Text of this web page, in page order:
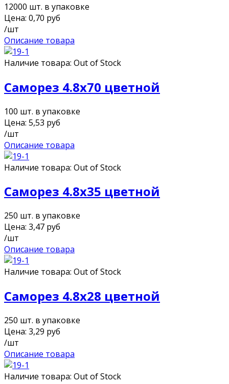
12000 шт. в упаковке
Цена: 0,70 руб
/шт
Описание товара
Наличие товара: Out of Stock
Саморез 4.8х70 цветной
100 шт. в упаковке
Цена: 5,53 руб
/шт
Описание товара
Наличие товара: Out of Stock
Саморез 4.8х35 цветной
250 шт. в упаковке
Цена: 3,47 руб
/шт
Описание товара
Наличие товара: Out of Stock
Саморез 4.8х28 цветной
250 шт. в упаковке
Цена: 3,29 руб
/шт
Описание товара
Наличие товара: Out of Stock